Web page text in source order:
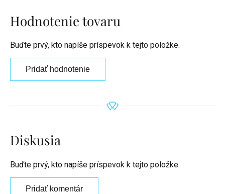
Hodnotenie tovaru
Buďte prvý, kto napíše príspevok k tejto položke.
Pridať hodnotenie
Diskusia
Buďte prvý, kto napíše príspevok k tejto položke.
Pridať komentár